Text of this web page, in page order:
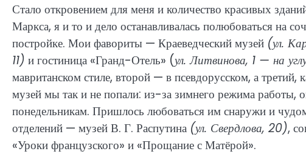
Стало откровением для меня и количество красивых
Маркса, я и то и дело останавливалась полюбоваться на
постройке. Мои фавориты — Краеведческий музей (ул.
11) и гостиница «Гранд-Отель» (ул. Литвинова, 1 — на
мавританском стиле, второй — в псевдорусском, а третий,
музей мы так и не попали: из-за зимнего режима работы,
понедельникам. Пришлось любоваться им снаружи и
отделений — музей В. Г. Распутина (ул. Свердлова, 20),
«Уроки французского» и «Прощание с Матёрой».